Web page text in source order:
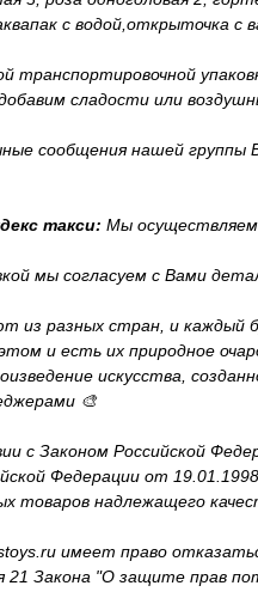
с водой,открыточка с
сладости или
сообщения нашей группы
такси: Мы осуществляем
мы согласуем с Вами
из разных стран, и каждый
и есть их природное
искусства,
🎨
с Законом Российской
Федерации от
товаров надлежащего
имеет право
Закона "О защите прав